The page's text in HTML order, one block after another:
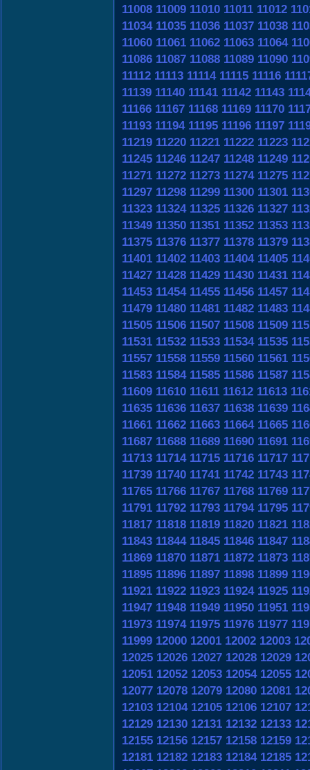
11008 11009 11010 11011 11012
11034 11035 11036 11037 11038
11060 11061 11062 11063 11064
11086 11087 11088 11089 11090
11112 11113 11114 11115 11116
11139 11140 11141 11142 11143
11166 11167 11168 11169 11170
11193 11194 11195 11196 11197
11219 11220 11221 11222 11223
11245 11246 11247 11248 11249
11271 11272 11273 11274 11275
11297 11298 11299 11300 11301
11323 11324 11325 11326 11327
11349 11350 11351 11352 11353
11375 11376 11377 11378 11379
11401 11402 11403 11404 11405
11427 11428 11429 11430 11431
11453 11454 11455 11456 11457
11479 11480 11481 11482 11483
11505 11506 11507 11508 11509
11531 11532 11533 11534 11535
11557 11558 11559 11560 11561
11583 11584 11585 11586 11587
11609 11610 11611 11612 11613
11635 11636 11637 11638 11639
11661 11662 11663 11664 11665
11687 11688 11689 11690 11691
11713 11714 11715 11716 11717
11739 11740 11741 11742 11743
11765 11766 11767 11768 11769
11791 11792 11793 11794 11795
11817 11818 11819 11820 11821
11843 11844 11845 11846 11847
11869 11870 11871 11872 11873
11895 11896 11897 11898 11899
11921 11922 11923 11924 11925
11947 11948 11949 11950 11951
11973 11974 11975 11976 11977
11999 12000 12001 12002 12003
12025 12026 12027 12028 12029
12051 12052 12053 12054 12055
12077 12078 12079 12080 12081
12103 12104 12105 12106 12107
12129 12130 12131 12132 12133
12155 12156 12157 12158 12159
12181 12182 12183 12184 12185